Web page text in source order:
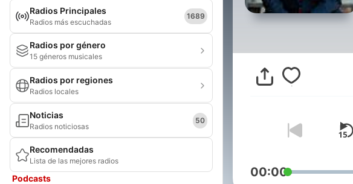
Radios Principales
Radios más escuchadas
1689
Radios por género
15 géneros musicales
Radios por regiones
Radios locales
Noticias
Radios noticiosas
50
Recomendadas
Lista de las mejores radios
Podcasts 00:00